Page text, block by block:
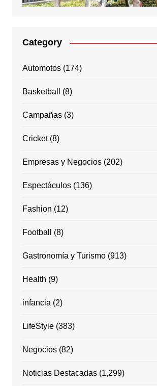
Category
Automotos(174)
Basketball (8)
Campañas(3)
Cricket(8)
Empresas y Negocios(202)
Espectáculos(136)
Fashion (12)
Football (8)
Gastronomía y Turismo(913)
Health (9)
infancia (2)
LifeStyle(383)
Negocios(82)
Noticias Destacadas(1,299)